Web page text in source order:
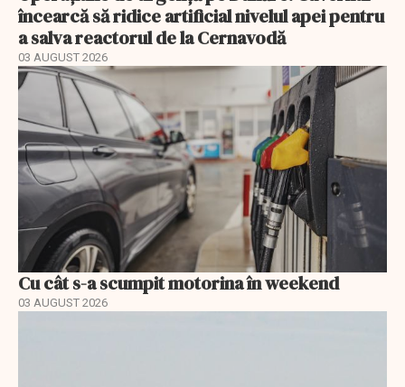
încearcă să ridice artificial nivelul apei pentru
a salva reactorul de la Cernavodă
03 AUGUST 2026
Cu cât s-a scumpit motorina în weekend
03 AUGUST 2026